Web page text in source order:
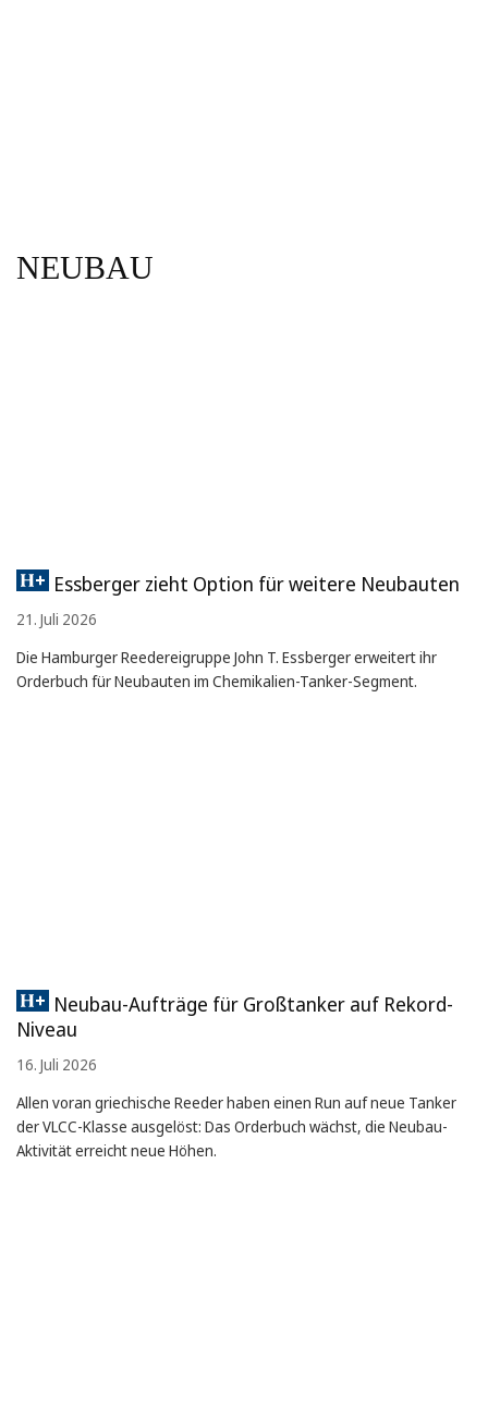
NEUBAU
Essberger zieht Option für weitere Neubauten
21. Juli 2026
Die Hamburger Reedereigruppe John T. Essberger erweitert ihr
Orderbuch für Neubauten im Chemikalien-Tanker-Segment.
Neubau-Aufträge für Großtanker auf Rekord-
Niveau
16. Juli 2026
Allen voran griechische Reeder haben einen Run auf neue Tanker
der VLCC-Klasse ausgelöst: Das Orderbuch wächst, die Neubau-
Aktivität erreicht neue Höhen.